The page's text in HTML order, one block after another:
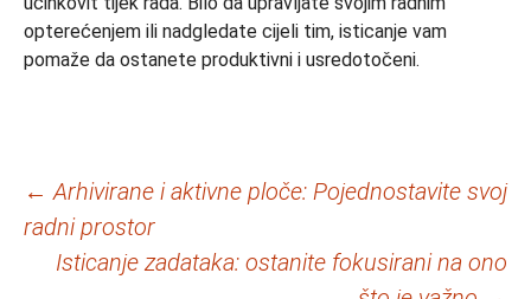
opterećenjem ili nadgledate cijeli tim, isticanje vam
pomaže da ostanete produktivni i usredotočeni.
Navigacija
objava
← Arhivirane i aktivne ploče: Pojednostavite svoj
radni prostor
Isticanje zadataka: ostanite fokusirani na ono